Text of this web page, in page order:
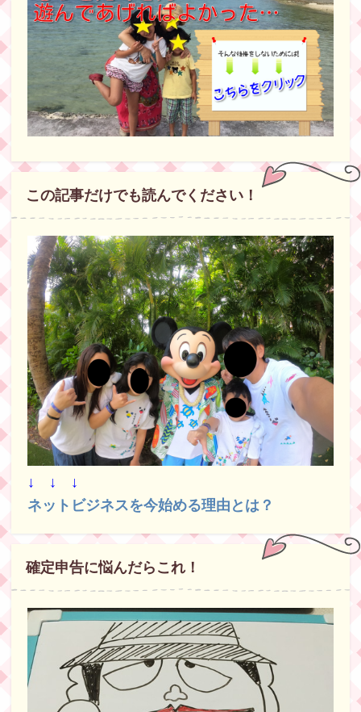
この記事だけでも読んでください！
↓ ↓ ↓
ネットビジネスを今始める理由とは？
確定申告に悩んだらこれ！